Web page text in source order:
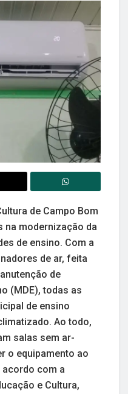
de Campo Bom
modernização da
de ensino. Com a
de ar, feita
de
(MDE), todas as
de ensino
Ao todo,
salas sem ar-
o equipamento ao
acordo com a
e Cultura,